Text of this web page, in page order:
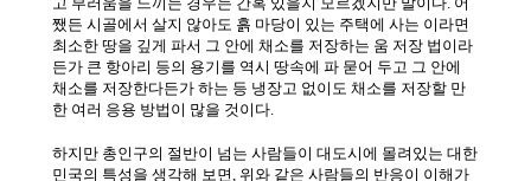
쨌든 시골에서 살지 않아도 흙 마당이 있는 주택에 사는 이라면
최소한 땅을 깊게 파서 그 안에 채소를 저장하는 움 저장 법이라
든가 큰 항아리 등의 용기를 역시 땅속에 파 묻어 두고 그 안에
채소를 저장한다든가 하는 등 냉장고 없이도 채소를 저장할 만
한 여러 응용 방법이 많을 것이다.
하지만 총인구의 절반이 넘는 사람들이 대도시에 몰려있는 대한
민국의 특성을 생각해 보면, 위와 같은 사람들의 반응이 이해가